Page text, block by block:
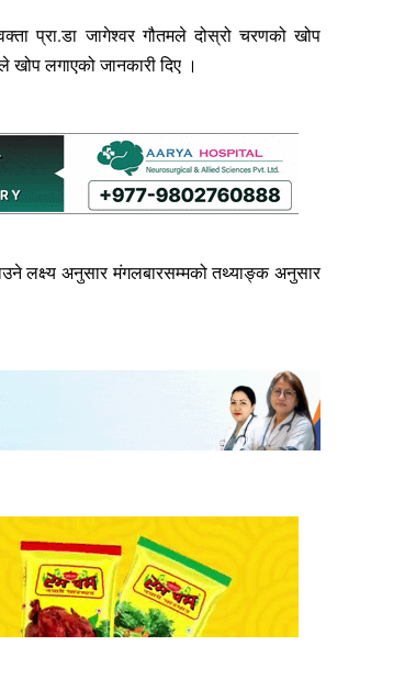
प्रा.डा जागेश्वर गौतमले दोस्रो चरणको खोप
लगाएको जानकारी दिए ।
लक्ष्य अनुसार मंगलबारसम्मको तथ्याङ्क अनुसार